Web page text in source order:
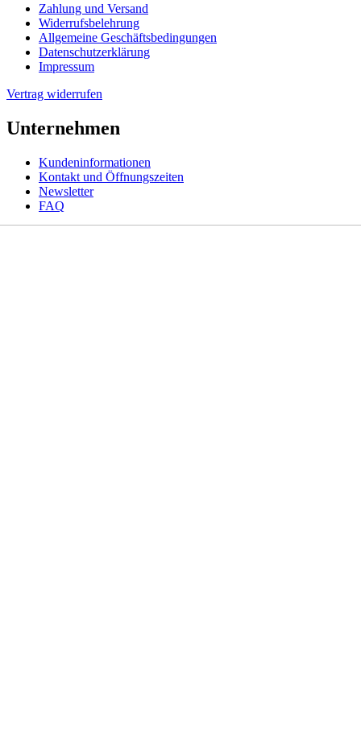
Zahlung und Versand
Widerrufsbelehrung
Allgemeine Geschäftsbedingungen
Datenschutzerklärung
Impressum
Vertrag widerrufen
Unternehmen
Kundeninformationen
Kontakt und Öffnungszeiten
Newsletter
FAQ